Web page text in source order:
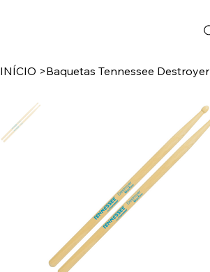
INÍCIO >Baquetas Tennessee Destroyer